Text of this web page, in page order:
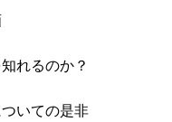
れるのか？
いての是非